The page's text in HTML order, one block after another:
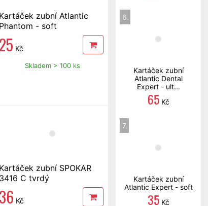
Kartáček zubní Atlantic
Phantom - soft
25 Kč
Skladem > 100 ks
Kartáček zubní SPOKAR
3416 C tvrdý
36 Kč
6.
Kartáček zubní
Atlantic Dental
Expert - ult...
65Kč
7.
Kartáček zubní
Atlantic Expert - soft
35Kč